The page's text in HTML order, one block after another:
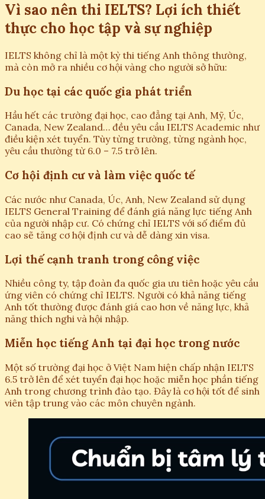
Vì sao nên thi IELTS? Lợi ích thiết
thực cho học tập và sự nghiệp
IELTS không chỉ là một kỳ thi tiếng Anh thông thường,
mà còn mở ra nhiều cơ hội vàng cho người sở hữu:
Du học tại các quốc gia phát triển
Hầu hết các trường đại học, cao đẳng tại Anh, Mỹ, Úc,
Canada, New Zealand… đều yêu cầu IELTS Academic như
điều kiện xét tuyển. Tùy từng trường, từng ngành học,
yêu cầu thường từ 6.0 – 7.5 trở lên.
Cơ hội định cư và làm việc quốc tế
Các nước như Canada, Úc, Anh, New Zealand sử dụng
IELTS General Training để đánh giá năng lực tiếng Anh
của người nhập cư. Có chứng chỉ IELTS với số điểm đủ
cao sẽ tăng cơ hội định cư và dễ dàng xin visa.
Lợi thế cạnh tranh trong công việc
Nhiều công ty, tập đoàn đa quốc gia ưu tiên hoặc yêu cầu
ứng viên có chứng chỉ IELTS. Người có khả năng tiếng
Anh tốt thường được đánh giá cao hơn về năng lực, khả
năng thích nghi và hội nhập.
Miễn học tiếng Anh tại đại học trong nước
Một số trường đại học ở Việt Nam hiện chấp nhận IELTS
6.5 trở lên để xét tuyển đại học hoặc miễn học phần tiếng
Anh trong chương trình đào tạo. Đây là cơ hội tốt để sinh
viên tập trung vào các môn chuyên ngành.